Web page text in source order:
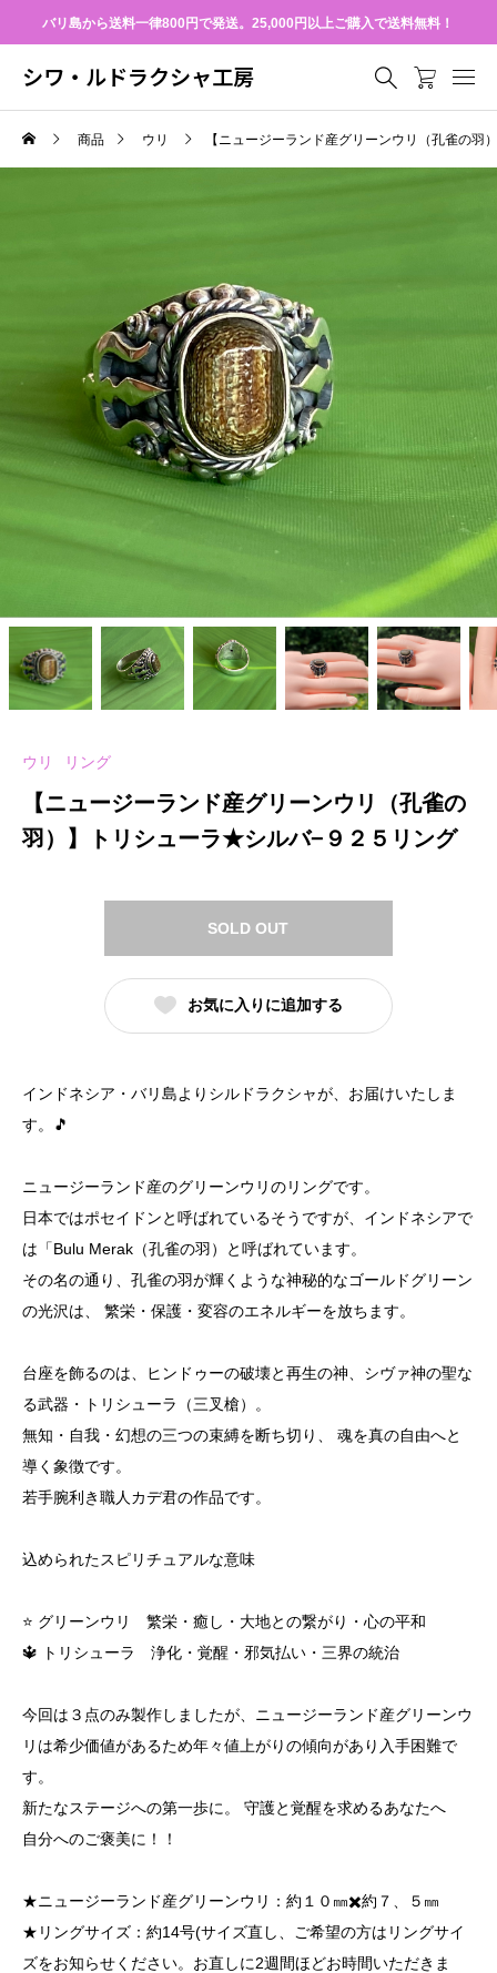
バリ島から送料一律800円で発送。25,000円以上ご購入で送料無料！
シワ・ルドラクシャ工房
商品 ウリ 【ニュージーランド産グリーンウリ（孔雀の
ウリ リング
【ニュージーランド産グリーンウリ（孔雀の
羽）】トリシューラ★シルバ−９２５リング
SOLD OUT
お気に入りに追加する
インドネシア・バリ島よりシルドラクシャが、お届けいたしま
す。🎵
ニュージーランド産のグリーンウリのリングです。
日本ではポセイドンと呼ばれているそうですが、インドネシアで
は「Bulu Merak（孔雀の羽）と呼ばれています。
その名の通り、孔雀の羽が輝くような神秘的なゴールドグリーン
の光沢は、 繁栄・保護・変容のエネルギーを放ちます。
台座を飾るのは、ヒンドゥーの破壊と再生の神、シヴァ神の聖な
る武器・トリシューラ（三叉槍）。
無知・自我・幻想の三つの束縛を断ち切り、 魂を真の自由へと
導く象徴です。
若手腕利き職人カデ君の作品です。
込められたスピリチュアルな意味
⭐️ グリーンウリ 繁栄・癒し・大地との繋がり・心の平和
🔱 トリシューラ 浄化・覚醒・邪気払い・三界の統治
今回は３点のみ製作しましたが、ニュージーランド産グリーンウ
リは希少価値があるため年々値上がりの傾向があり入手困難で
す。
新たなステージへの第一歩に。 守護と覚醒を求めるあなたへ
自分へのご褒美に！！
★ニュージーランド産グリーンウリ：約１０㎜✖️約７、５㎜
★リングサイズ：約14号(サイズ直し、ご希望の方はリングサイ
ズをお知らせください。お直しに2週間ほどお時間いただきま